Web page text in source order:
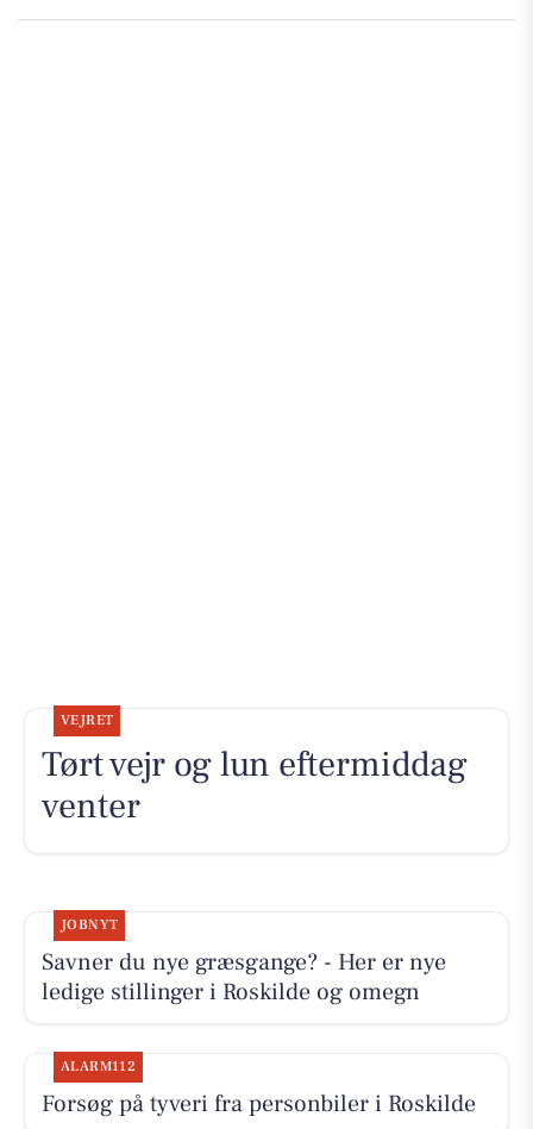
VEJRET
Tørt vejr og lun eftermiddag
venter
JOBNYT
Savner du nye græsgange? - Her er nye
ledige stillinger i Roskilde og omegn
ALARM112
Forsøg på tyveri fra personbiler i Roskilde